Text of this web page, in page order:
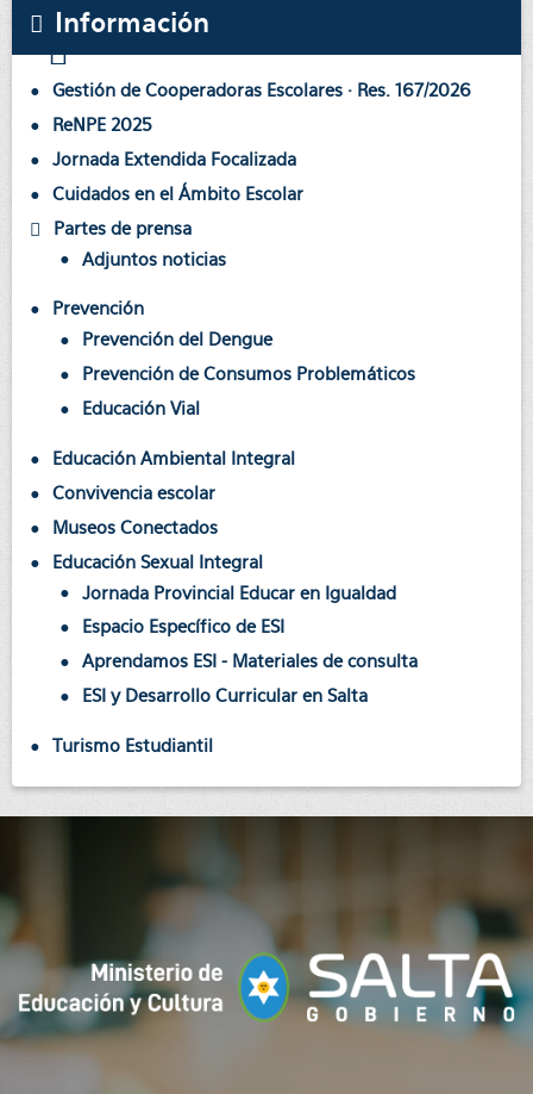
Información
Gestión de Cooperadoras Escolares · Res. 167/2026
ReNPE 2025
Jornada Extendida Focalizada
Cuidados en el Ámbito Escolar
Partes de prensa
Adjuntos noticias
Prevención
Prevención del Dengue
Prevención de Consumos Problemáticos
Educación Vial
Educación Ambiental Integral
Convivencia escolar
Museos Conectados
Educación Sexual Integral
Jornada Provincial Educar en Igualdad
Espacio Específico de ESI
Aprendamos ESI - Materiales de consulta
ESI y Desarrollo Curricular en Salta
Turismo Estudiantil